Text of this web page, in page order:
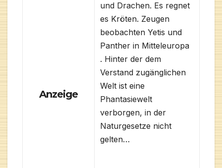
Anzeige
und Drachen. Es regnet
es Kröten. Zeugen
beobachten Yetis und
Panther in Mitteleuropa
. Hinter der dem
Verstand zugänglichen
Welt ist eine
Phantasiewelt
verborgen, in der
Naturgesetze nicht
gelten…